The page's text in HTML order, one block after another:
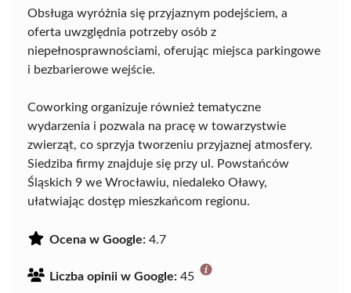
Obsługa wyróżnia się przyjaznym podejściem, a
oferta uwzględnia potrzeby osób z
niepełnosprawnościami, oferując miejsca parkingowe
i bezbarierowe wejście.
Coworking organizuje również tematyczne
wydarzenia i pozwala na pracę w towarzystwie
zwierząt, co sprzyja tworzeniu przyjaznej atmosfery.
Siedziba firmy znajduje się przy ul. Powstańców
Śląskich 9 we Wrocławiu, niedaleko Oławy,
ułatwiając dostęp mieszkańcom regionu.
Ocena w Google: 4.7
Liczba opinii w Google: 45